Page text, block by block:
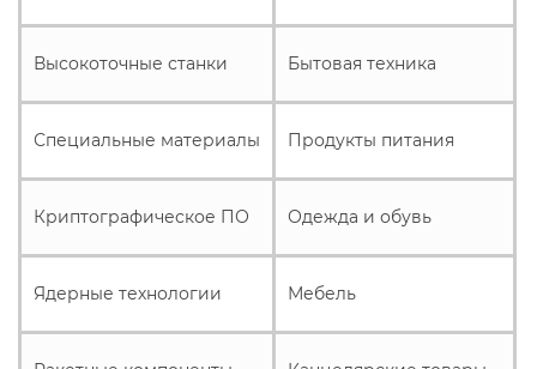
Высокоточные станки Бытовая техника
Специальные материалы Продукты питания
Криптографическое ПО Одежда и обувь
Ядерные технологии Мебель